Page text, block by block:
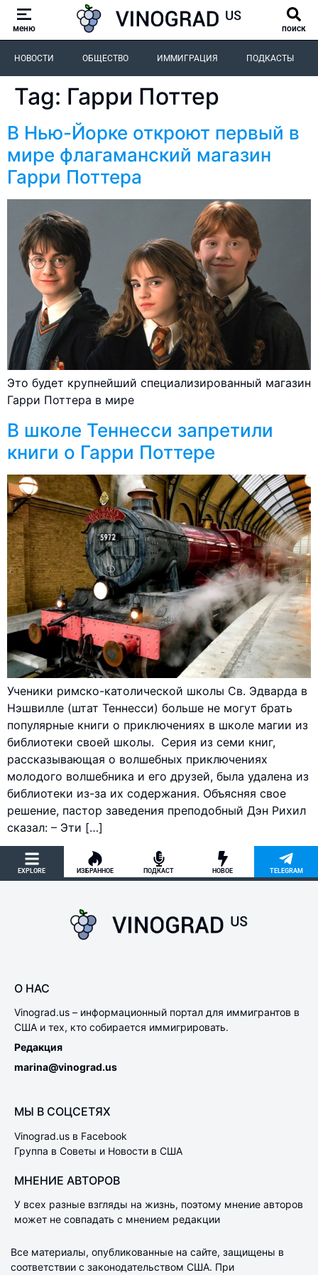
меню поиск
НОВОСТИ ОБЩЕСТВО ИММИГРАЦИЯ ПОДКАСТЫ
Tag: Гарри Поттер
В Нью-Йорке откроют первый в
мире флагаманский магазин
Гарри Поттера
Это будет крупнейший специализированный магазин
Гарри Поттера в мире
В школе Теннесси запретили
книги о Гарри Поттере
Ученики римско-католической школы Св. Эдварда в
Нэшвилле (штат Теннесси) больше не могут брать
популярные книги о приключениях в школе магии из
библиотеки своей школы. Серия из семи книг,
рассказывающая о волшебных приключениях
молодого волшебника и его друзей, была удалена из
библиотеки из-за их содержания. Объясняя свое
решение, пастор заведения преподобный Дэн Рихил
сказал: – Эти […]
EXPLORE ИЗБРАННОЕ ПОДКАСТ НОВОЕ TELEGRAM
О НАС
Vinograd.us – информационный портал для иммигрантов в
США и тех, кто собирается иммигрировать.
Редакция
marina@vinograd.us
МЫ В СОЦСЕТЯХ
Vinograd.us в Facebook
Группа в Советы и Новости в США
МНЕНИЕ АВТОРОВ
У всех разные взгляды на жизнь, поэтому мнение авторов
может не совпадать с мнением редакции
Все материалы, опубликованные на сайте, защищены в
соответствии с законодательством США. При